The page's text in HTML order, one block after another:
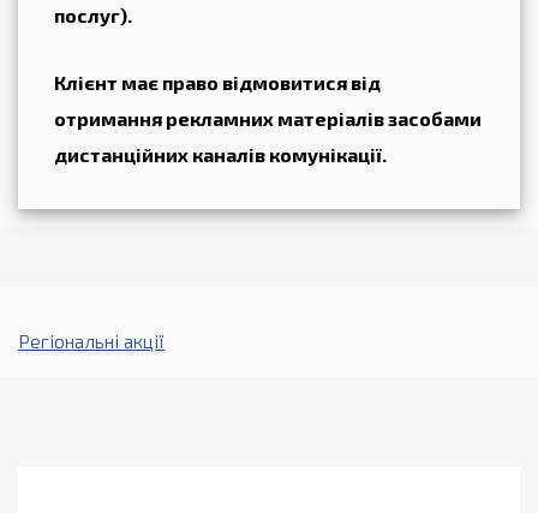
послуг).
Клієнт має право відмовитися від
отримання рекламних матеріалів засобами
дистанційних каналів комунікації.
Регіональні акції